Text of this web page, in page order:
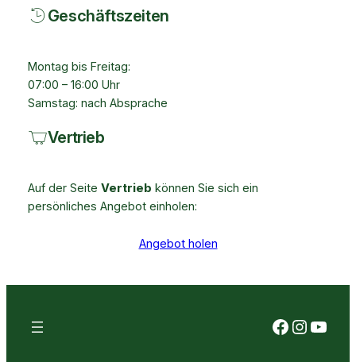
Geschäftszeiten
Montag bis Freitag:
07:00 – 16:00 Uhr
Samstag: nach Absprache
Vertrieb
Auf der Seite Vertrieb können Sie sich ein
persönliches Angebot einholen:
Angebot holen
Facebook